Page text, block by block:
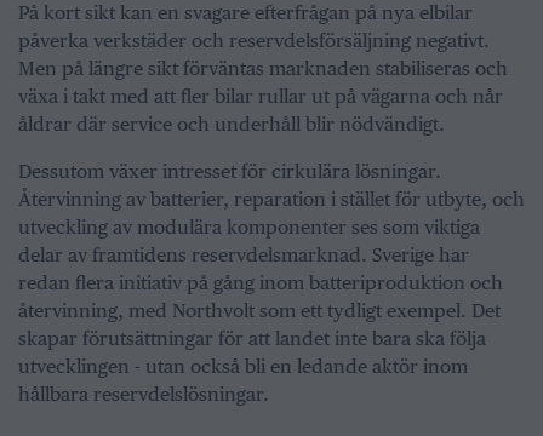
På kort sikt kan en svagare efterfrågan på nya elbilar
påverka verkstäder och reservdelsförsäljning negativt.
Men på längre sikt förväntas marknaden stabiliseras och
växa i takt med att fler bilar rullar ut på vägarna och når
åldrar där service och underhåll blir nödvändigt.
Dessutom växer intresset för cirkulära lösningar.
Återvinning av batterier, reparation i stället för utbyte, och
utveckling av modulära komponenter ses som viktiga
delar av framtidens reservdelsmarknad. Sverige har
redan flera initiativ på gång inom batteriproduktion och
återvinning, med Northvolt som ett tydligt exempel. Det
skapar förutsättningar för att landet inte bara ska följa
utvecklingen - utan också bli en ledande aktör inom
hållbara reservdelslösningar.